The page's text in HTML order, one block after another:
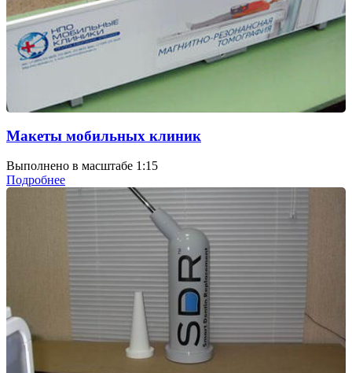
Макеты мобильных клиник
Выполнено в масштабе 1:15
Подробнее